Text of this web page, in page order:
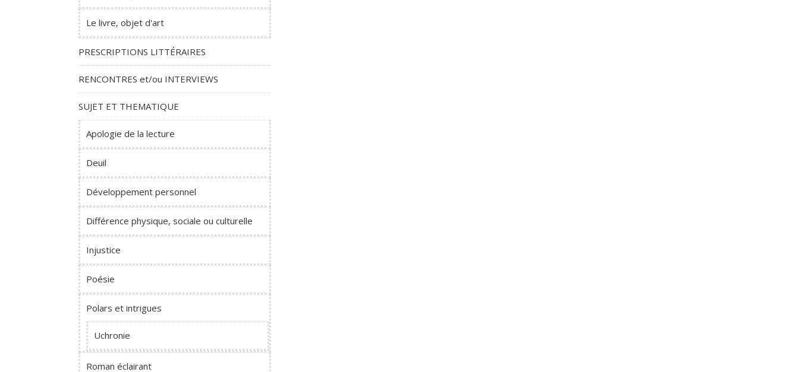
Le livre, objet d'art
PRESCRIPTIONS LITTÉRAIRES
RENCONTRES et/ou INTERVIEWS
SUJET ET THEMATIQUE
Apologie de la lecture
Deuil
Développement personnel
Différence physique, sociale ou culturelle
Injustice
Poésie
Polars et intrigues
Uchronie
Roman éclairant